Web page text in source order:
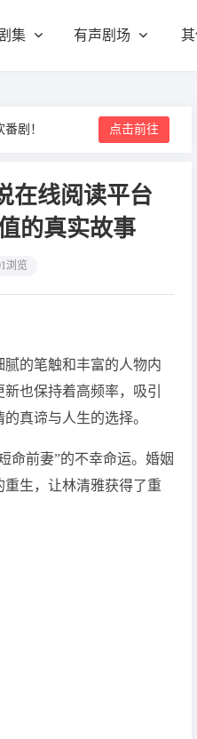
集 有声剧场
剧！ 点击前往
在线阅读平台
的真实故事
浏览
腻的笔触和丰富的人物内
也保持着高频率，吸引
真谛与人生的选择。
命前妻”的不幸命运。婚姻
生，让林清雅获得了重